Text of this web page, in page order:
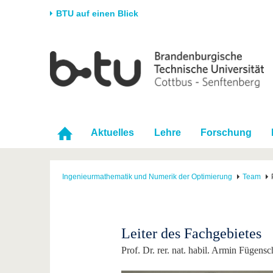
BTU auf einen Blick
Universität
Karriere & Engagement
Partnerschaften &
Strukturwandel
Forschung
Förderung
Wissenschaftlicher
Nachwuchs
Im
Aktuelles Lehre Forschung
Ingenieurmathematik und Numerik der Optimierung Team
Leiter des Fachgebietes
Prof. Dr. rer. nat. habil. Armin